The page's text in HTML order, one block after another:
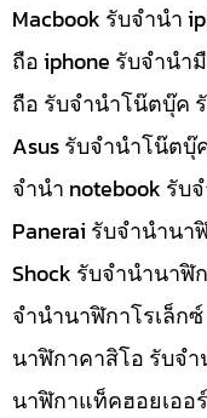
Macbook รับจำนำ
ถือ iphone รับจำน
ถือ รับจำนำโน๊ตบุ๊ค
Asus รับจำนำโน๊ตบุ๊
จำนำ notebook รับ
Panerai รับจำนำนา
Shock รับจำนำนาฬิ
จำนำนาฬิกาโรเล็ก
นาฬิกาคาสิโอ รับจำ
นาฬิกาแท็คฮอยเออ